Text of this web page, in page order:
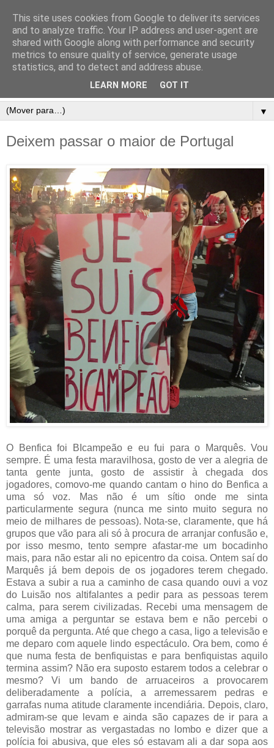
▼
Deixem passar o maior de Portugal
O Benfica foi BIcampeão e eu fui para o Marquês. Vou
sempre. É uma festa maravilhosa, gosto de ver a alegria de
tanta gente junta, gosto de assistir à chegada dos
jogadores, comovo-me quando cantam o hino do Benfica a
uma só voz. Mas não é um sítio onde me sinta
particularmente segura (nunca me sinto muito segura no
meio de milhares de pessoas). Nota-se, claramente, que há
grupos que vão para ali só à procura de arranjar confusão e,
por isso mesmo, tento sempre afastar-me um bocadinho
mais, para não estar ali no epicentro da coisa. Ontem saí do
Marquês já bem depois de os jogadores terem chegado.
Estava a subir a rua a caminho de casa quando ouvi a voz
do Luisão nos altifalantes a pedir para as pessoas terem
calma, para serem civilizadas. Recebi uma mensagem de
uma amiga a perguntar se estava bem e não percebi o
porquê da pergunta. Até que chego a casa, ligo a televisão e
me deparo com aquele lindo espectáculo. Ora bem, como é
que numa festa de benfiquistas e para benfiquistas aquilo
termina assim? Não era suposto estarem todos a celebrar o
mesmo? Vi um bando de arruaceiros a provocarem
deliberadamente a polícia, a arremessarem pedras e
garrafas numa atitude claramente incendiária. Depois, claro,
admiram-se que levam e ainda são capazes de ir para a
televisão mostrar as vergastadas no lombo e dizer que a
polícia foi abusiva, que eles só estavam ali a dar sopa aos
This site uses cookies from Google to deliver its services
and to analyze traffic. Your IP address and user-agent are
shared with Google along with performance and security
metrics to ensure quality of service, generate usage
statistics, and to detect and address abuse.
LEARN MORE GOT IT